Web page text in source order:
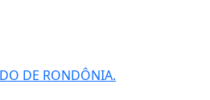
DE RONDÔNIA.